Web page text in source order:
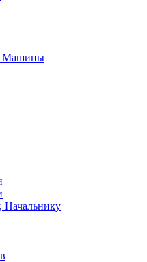
, Машины
Начальнику